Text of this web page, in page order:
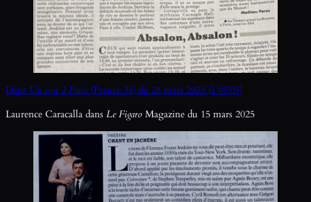
Dans Un soir à Paris (France 3à) du 28 mars 2025 (à 05’05)
Laurence Caracalla dans Le Figaro Magazine du 15 mars 2025